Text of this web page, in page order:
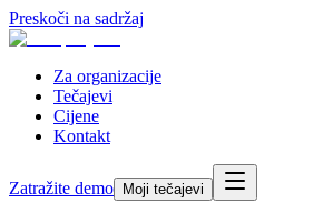
Preskoči na sadržaj
Za organizacije
Tečajevi
Cijene
Kontakt
Zatražite demo Moji tečajevi